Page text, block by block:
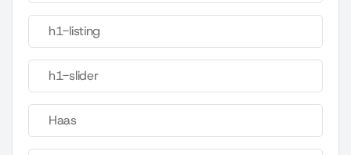
h1-listing
h1-slider
Haas